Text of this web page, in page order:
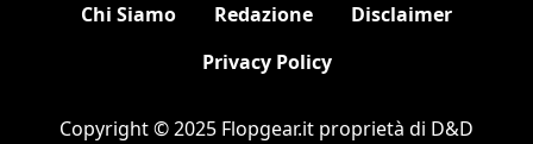
Chi Siamo Redazione
Disclaimer
Privacy Policy
Copyright © 2025 Flopgear.it proprietà di D&D